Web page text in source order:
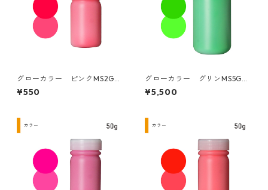
グローカラー ピンクMS2G
50g
¥550
グローカラー グリンMS5G
1kg
¥5,500